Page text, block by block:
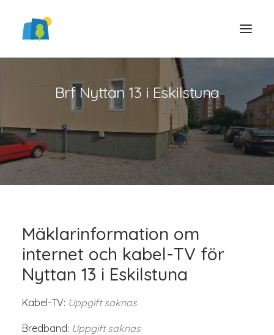
LOGGA IN
Brf Nyttan 13 i Eskilstuna
Mäklarinformation om
internet och kabel-TV för
Nyttan 13 i Eskilstuna
Kabel-TV: Uppgift saknas
Bredband: Uppgift saknas